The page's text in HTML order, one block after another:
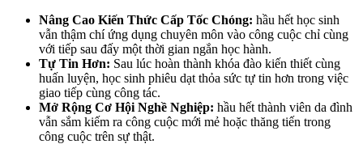
Nâng Cao Kiến Thức Cấp Tốc Chóng: hầu hết học sinh
vẫn thậm chí ứng dụng chuyên môn vào công cuộc chỉ cùng
với tiếp sau đấy một thời gian ngắn học hành.
Tự Tin Hơn: Sau lúc hoàn thành khóa đào kiến thiết cùng
huấn luyện, học sinh phiêu dạt thỏa sức tự tin hơn trong việc
giao tiếp cùng công tác.
Mở Rộng Cơ Hội Nghề Nghiệp: hầu hết thành viên da đình
vẫn sắm kiếm ra công cuộc mới mẻ hoặc thăng tiến trong
công cuộc trên sự thật.